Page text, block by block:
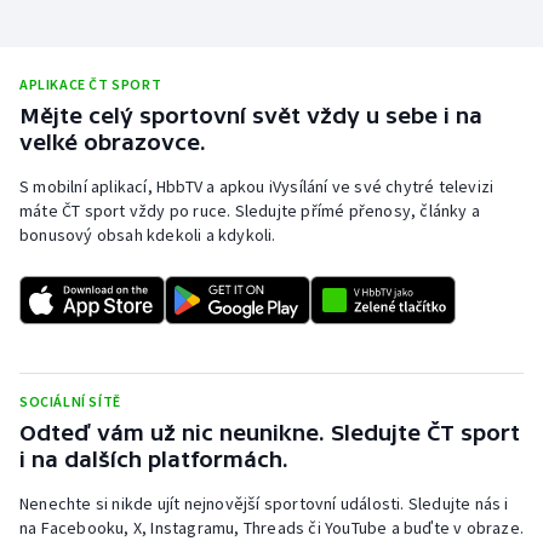
APLIKACE ČT SPORT
Mějte celý sportovní svět vždy u sebe i na
velké obrazovce.
S mobilní aplikací, HbbTV a apkou iVysílání ve své chytré televizi
máte ČT sport vždy po ruce. Sledujte přímé přenosy, články a
bonusový obsah kdekoli a kdykoli.
SOCIÁLNÍ SÍTĚ
Odteď vám už nic neunikne. Sledujte ČT sport
i na dalších platformách.
Nenechte si nikde ujít nejnovější sportovní události. Sledujte nás i
na Facebooku, X, Instagramu, Threads či YouTube a buďte v obraze.